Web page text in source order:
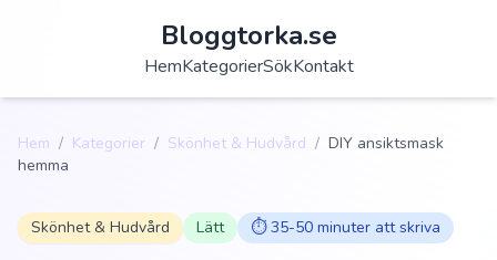
Bloggtorka.se
HemKategorierSökKontakt
Hem / Kategorier / Skönhet & Hudvård / DIY ansiktsmask
hemma
Skönhet & Hudvård Lätt ⏱️35-50 minuter att skriva